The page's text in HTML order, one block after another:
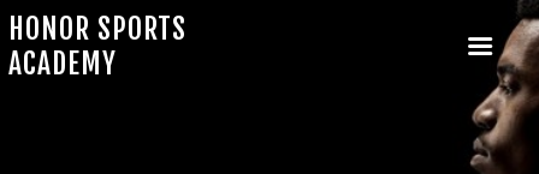
HONOR SPORTS
ACADEMY